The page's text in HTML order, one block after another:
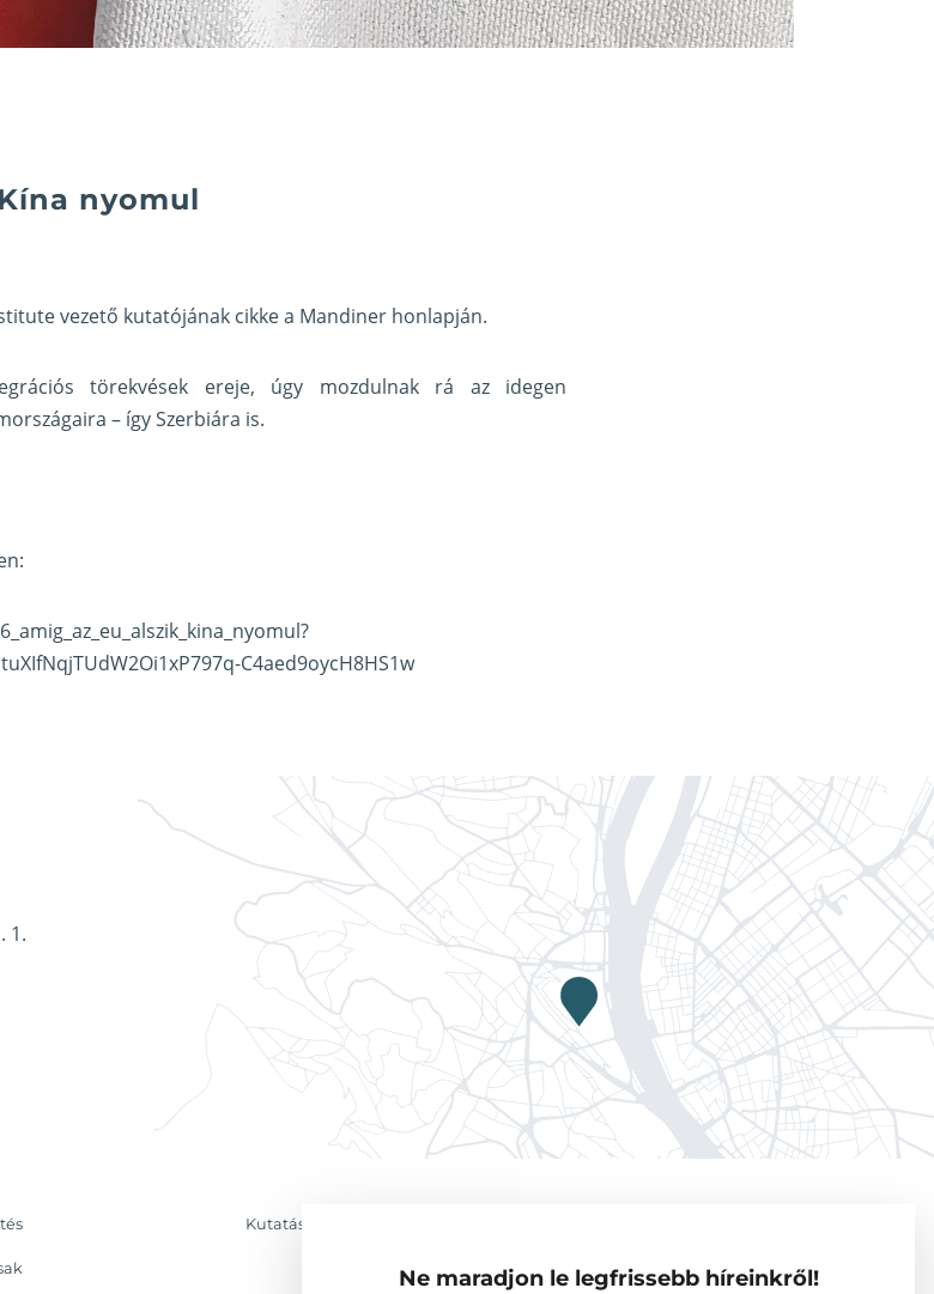
Ne maradjon le legfrissebb híreinkről!
nyomul
vezető kutatójának cikke a Mandiner honlapján.
törekvések ereje, úgy mozdulnak rá az idegen
– így Szerbiára is.
C4aed9oycH8HS1w
1.
Kutatás & Elemzés
Vendégkutatók